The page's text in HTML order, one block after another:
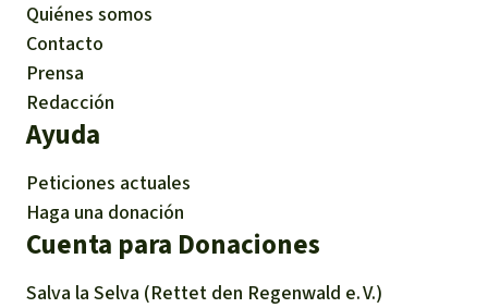
Quiénes somos
Contacto
Prensa
Redacción
Ayuda
Peticiones actuales
Haga una donación
Cuenta para Donaciones
Salva la Selva (Rettet den Regenwald e. V.)